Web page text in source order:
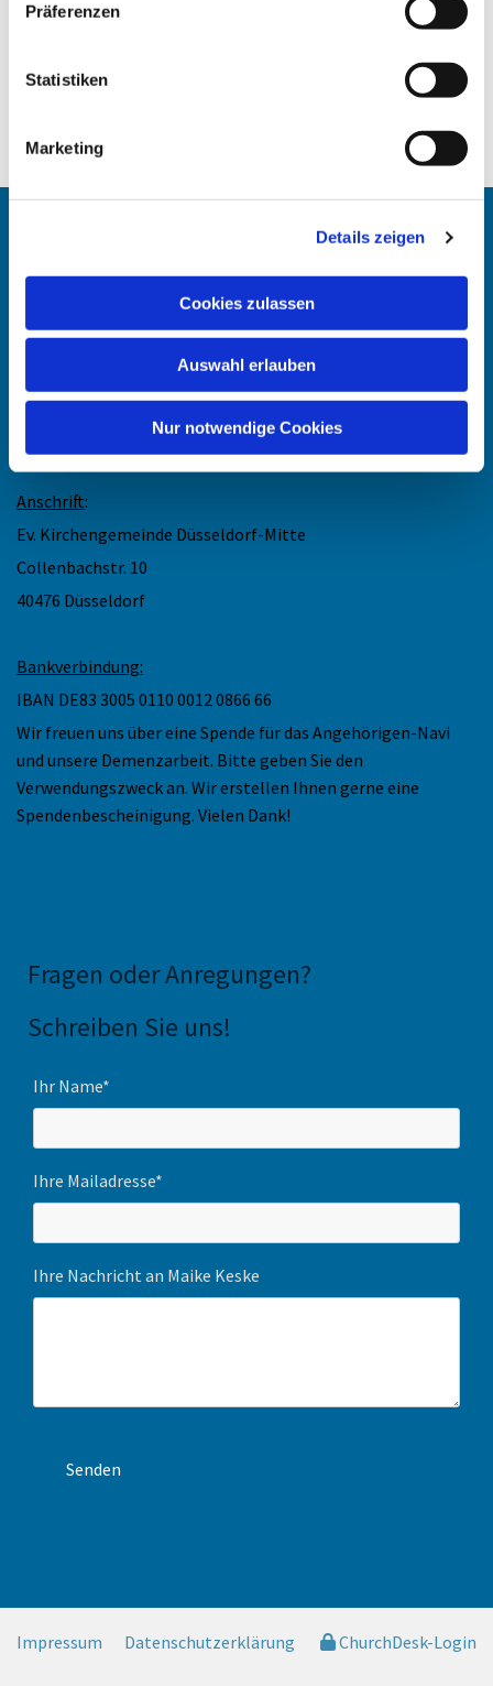
Präferenzen
Statistiken
Marketing
Details zeigen
Cookies zulassen
Auswahl erlauben
Nur notwendige Cookies
Maike Keske
Telefon: +49211-948 27 40
(telefonische Sprechzeit: Mo und Do 11.30 - 13 Uhr)
Mail: maike.keske@ekir.de
Anschrift:
Ev. Kirchengemeinde Düsseldorf-Mitte
Collenbachstr. 10
40476 Düsseldorf
Bankverbindung:
IBAN DE83 3005 0110 0012 0866 66
Wir freuen uns über eine Spende für das Angehörigen-Navi
und unsere Demenzarbeit. Bitte geben Sie den
Verwendungszweck an. Wir erstellen Ihnen gerne eine
Spendenbescheinigung. Vielen Dank!
Fragen oder Anregungen?
Schreiben Sie uns!
Ihr Name*
Ihre Mailadresse*
Ihre Nachricht an Maike Keske
Impressum Datenschutzerklärung ChurchDesk-Login